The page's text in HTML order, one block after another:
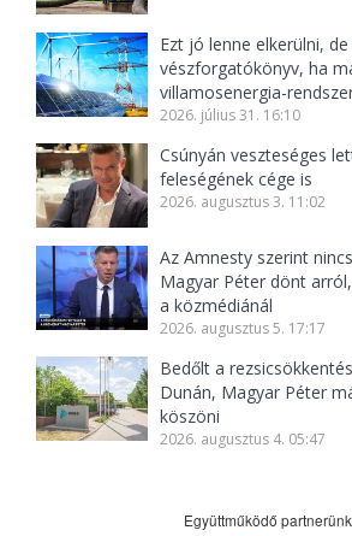
Ezt jó lenne elkerülni,
vészforgatókönyv, ha
villamosenergia-
2026. július 31. 16:10
Csúnyán veszteséges
feleségének cége is
2026. augusztus 3. 11:02
Az Amnesty szerint
Magyar Péter dönt
a közmédiánál
2026. augusztus 5. 17:17
Bedőlt a
Dunán, Magyar Péter
köszöni
2026. augusztus 4. 05:47
Együttműködő